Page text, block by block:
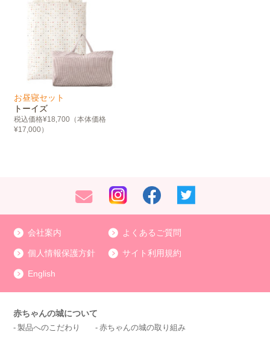
お昼寝セット
トーイズ
税込価格¥18,700（本体価格
¥17,000）
会社案内 よくあるご質問
個人情報保護方針 サイト利用規約
English
赤ちゃんの城について
製品へのこだわり 赤ちゃんの城の取り組み